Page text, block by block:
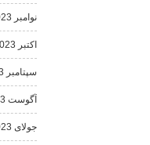
نوامبر 2023
اکتبر 2023
سپتامبر 2023
آگوست 2023
جولای 2023